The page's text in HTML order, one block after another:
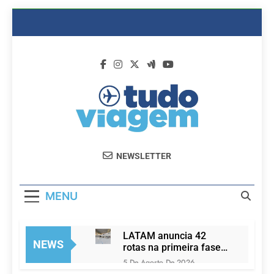
Dicas De
Passagens Aéreas E Hotéis Em
NEWSLETTER
MENU
NEWS
LATAM anuncia 42
rotas na primeira fase
de operação do
5 De Agosto De 2026